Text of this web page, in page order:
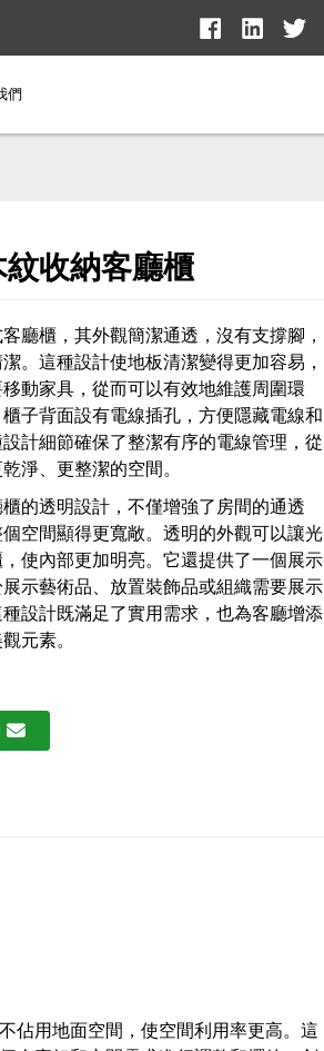
們
Loading...
Loading...
收納客廳櫃
廳櫃，其外觀簡潔通透，沒有支撐腳，
。這種設計使地板清潔變得更加容易，
動家具，從而可以有效地維護周圍環
子背面設有電線插孔，方便隱藏電線和
計細節確保了整潔有序的電線管理，從
淨、更整潔的空間。
的透明設計，不僅增強了房間的通透
空間顯得更寬敞。透明的外觀可以讓光
使內部更加明亮。它還提供了一個展示
示藝術品、放置裝飾品或組織需要展示
設計既滿足了實用需求，也為客廳增添
元素。
佔用地面空間，使空間利用率更高。這